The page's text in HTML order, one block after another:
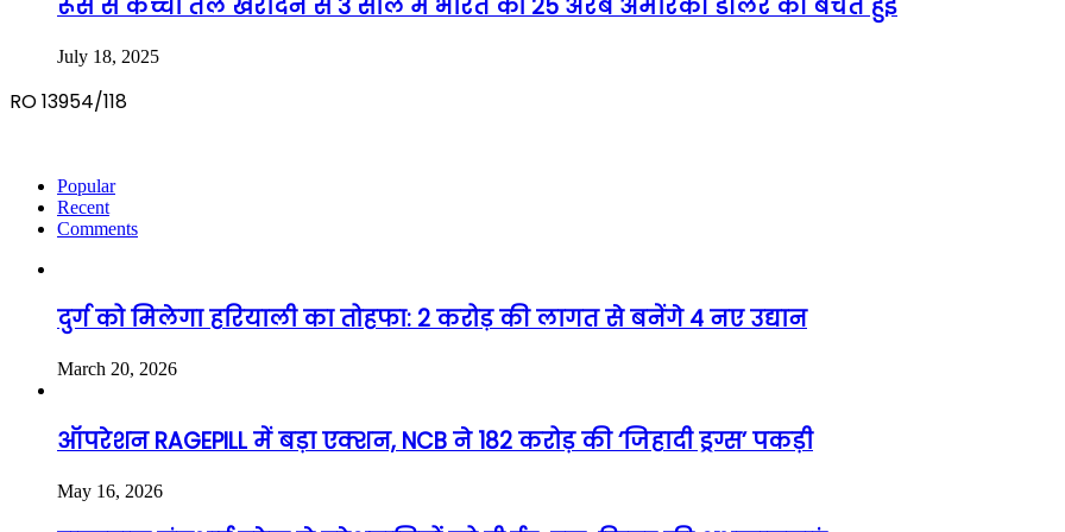
रूस से कच्चा तेल खरीदने से 3 साल में भारत को 25 अरब अमेरिकी डॉलर की बचत हुई
July 18, 2025
RO 13954/118
Popular
Recent
Comments
दुर्ग को मिलेगा हरियाली का तोहफा: 2 करोड़ की लागत से बनेंगे 4 नए उद्यान
March 20, 2026
ऑपरेशन RAGEPILL में बड़ा एक्शन, NCB ने 182 करोड़ की ‘जिहादी ड्रग्स’ पकड़ी
May 16, 2026